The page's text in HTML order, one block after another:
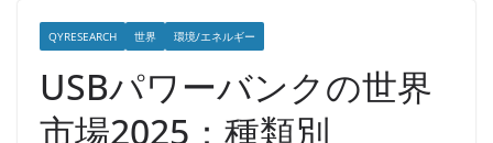
QYRESEARCH 世界 環境/エネルギー
USBパワーバンクの世界
市場2025：種類別